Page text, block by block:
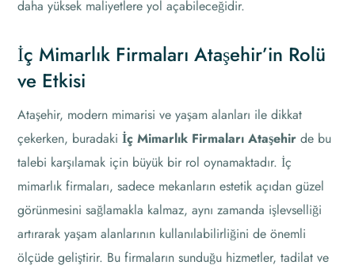
daha yüksek maliyetlere yol açabileceğidir.
İç Mimarlık Firmaları Ataşehir’in Rolü
ve Etkisi
Ataşehir, modern mimarisi ve yaşam alanları ile dikkat
çekerken, buradakiİç Mimarlık Firmaları Ataşehir de bu
talebi karşılamak için büyük bir rol oynamaktadır. İç
mimarlık firmaları, sadece mekanların estetik açıdan güzel
görünmesini sağlamakla kalmaz, aynı zamanda işlevselliği
artırarak yaşam alanlarının kullanılabilirliğini de önemli
ölçüde geliştirir. Bu firmaların sunduğu hizmetler, tadilat ve